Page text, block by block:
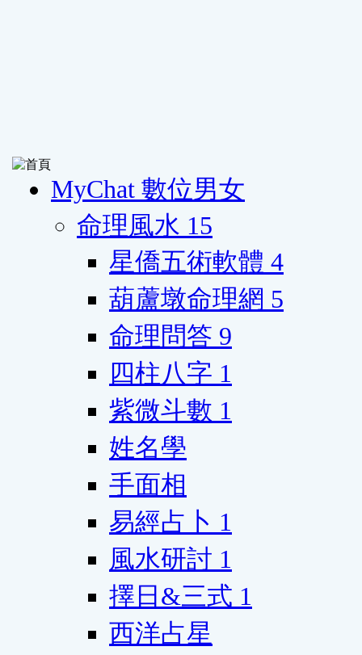
MyChat 數位男女
命理風水 15
星僑五術軟體 4
葫蘆墩命理網 5
命理問答 9
四柱八字 1
紫微斗數 1
姓名學
手面相
易經占卜 1
風水研討 1
擇日&三式 1
西洋占星